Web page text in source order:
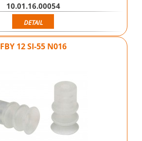
10.01.16.00054
DETAIL
FBY 12 SI-55 N016